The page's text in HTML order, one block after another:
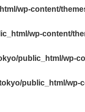
wp-content/
wp-content/
public_html/wp-
public_html/wp-